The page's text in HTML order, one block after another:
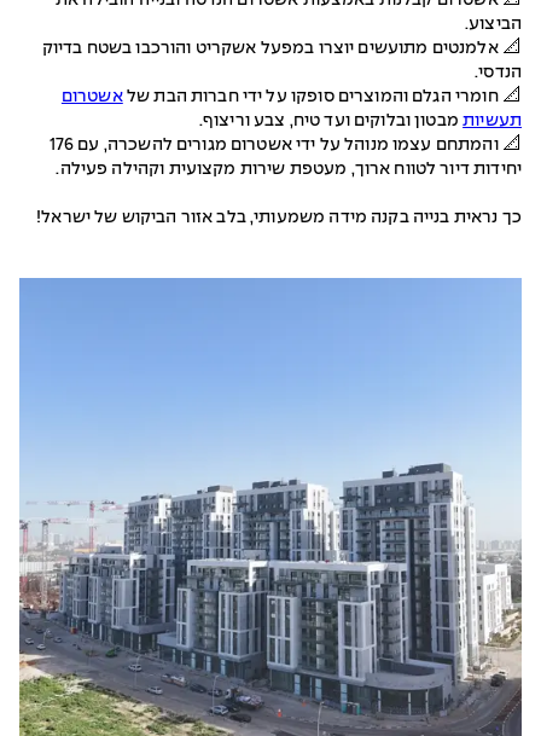
הביצוע.
📐 אלמנטים מתועשים יוצרו במפעל אשקריט והורכבו בשטח בדיוק
הנדסי.
📐 חומרי הגלם והמוצרים סופקו על ידי חברות הבת שלאשטרום
תעשיותמבטון ובלוקים ועד טיח, צבע וריצוף.
📐 והמתחם עצמו מנוהל על ידי אשטרום מגורים להשכרה, עם 176
יחידות דיור לטווח ארוך, מעטפת שירות מקצועית וקהילה פעילה.
כך נראית בנייה בקנה מידה משמעותי, בלב אזור הביקוש של ישראל!